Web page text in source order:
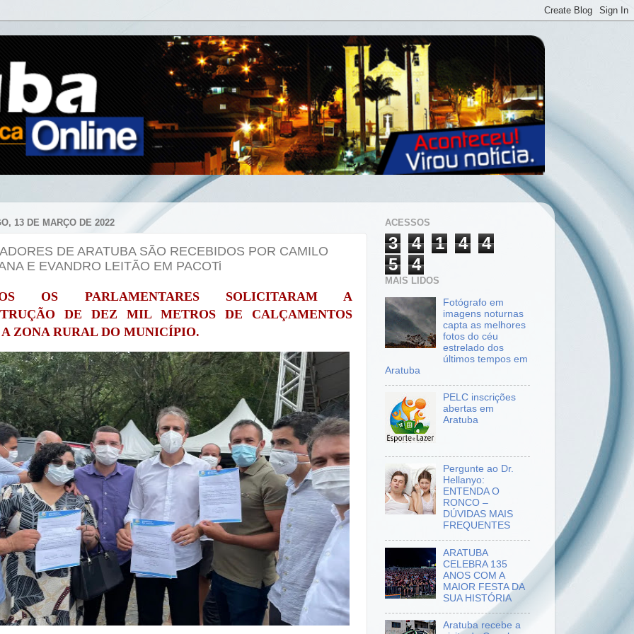
13 DE MARÇO DE 2022
DE ARATUBA SÃO RECEBIDOS POR CAMILO
E EVANDRO LEITÃO EM PACOTi
OS PARLAMENTARES SOLICITARAM A
DE DEZ MIL METROS DE CALÇAMENTOS
A ZONA RURAL DO MUNICÍPIO.
ACESSOS
3 4 1 4
4
5
4
MAIS LIDOS
Fotógrafo em
imagens noturnas
capta as melhores
fotos do céu
estrelado dos
últimos tempos em
Aratuba
PELC inscrições
abertas em
Aratuba
Pergunte ao Dr.
Hellanyo:
ENTENDA O
RONCO –
DÚVIDAS MAIS
FREQUENTES
ARATUBA
CELEBRA 135
ANOS COM A
MAIOR FESTA DA
SUA HISTÓRIA
Aratuba recebe a